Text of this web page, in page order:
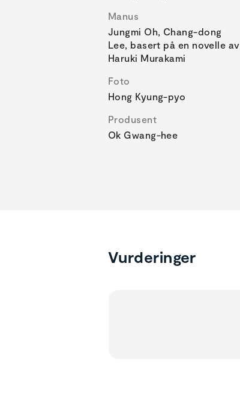
Manus
Jungmi Oh, Chang-dong
Lee, basert på en novelle av
Haruki Murakami
Foto
Hong Kyung-pyo
Produsent
Ok Gwang-hee
Vurderinger